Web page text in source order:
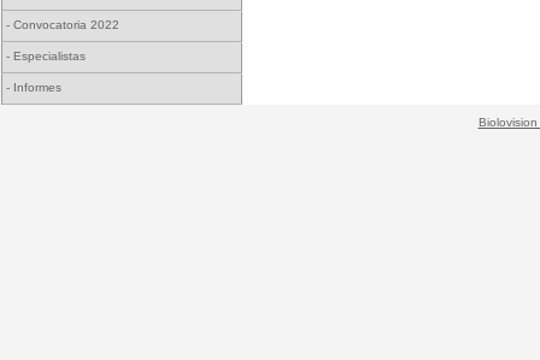
- Convocatoria 2022
- Especialistas
- Informes
Biolovision